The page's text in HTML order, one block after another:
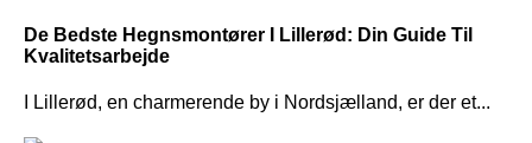
De Bedste Hegnsmontører I Lillerød: Din Guide Til
Kvalitetsarbejde
I Lillerød, en charmerende by i Nordsjælland, er der et...